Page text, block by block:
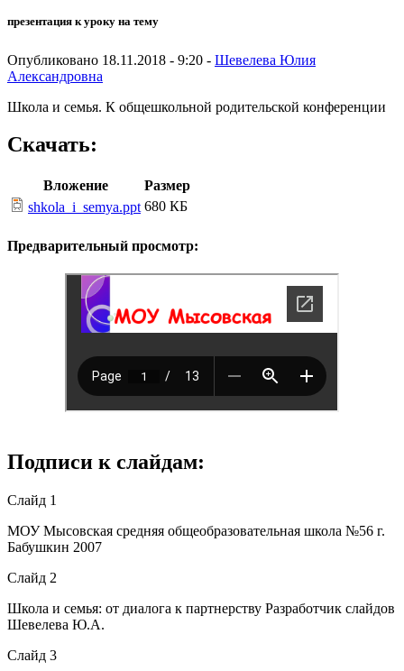
презентация к уроку на тему
Опубликовано 18.11.2018 - 9:20 - Шевелева Юлия
Александровна
Школа и семья. К общешкольной родительской конференции
Скачать:
Вложение
Размер
shkola_i_semya.ppt 680 КБ
Предварительный просмотр:
Подписи к слайдам:
Слайд 1
МОУ Мысовская средняя общеобразовательная школа №56 г.
Бабушкин 2007
Слайд 2
Школа и семья: от диалога к партнерству Разработчик слайдов
Шевелева Ю.А.
Слайд 3